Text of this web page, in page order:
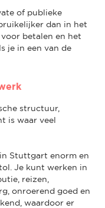
of publieke
dan in het
betalen en het
je in een van de
structuur,
is waar veel
Stuttgart enorm en
Je kunt werken in
reizen,
onroerend goed en
waardoor er